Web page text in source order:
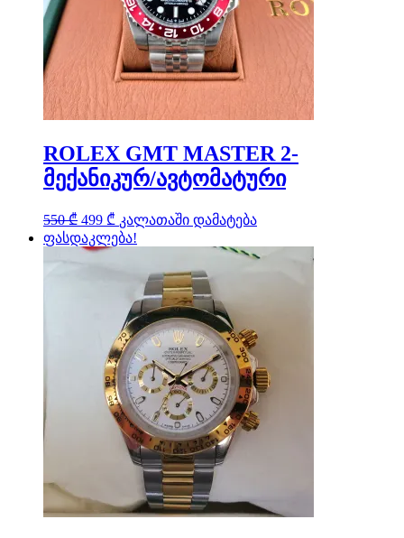
ROLEX GMT MASTER 2-
მექანიკურ/ავტომატური
550₾ Original
price
was:
499 ₾ Current
price
is:
კალათაში დამატება
ფასდაკლება!